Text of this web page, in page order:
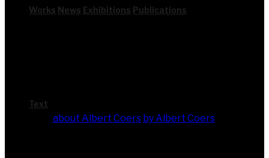
Works News Exhi­bi­ti­ons Publi­ca­ti­ons
Text
about Albert Coers by Albert Coers